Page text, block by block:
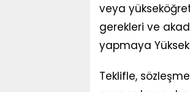
veya
gerekleri ve
yapmaya
Teklifle,